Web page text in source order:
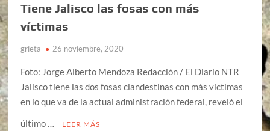
Tiene Jalisco las fosas con más
víctimas
grieta 26 noviembre, 2020
Foto: Jorge Alberto Mendoza Redacción / El Diario NTR
Jalisco tiene las dos fosas clandestinas con más víctimas
en lo que va de la actual administración federal, reveló el
último …
LEER MÁS